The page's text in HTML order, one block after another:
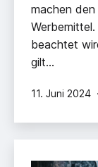
machen
beachtet
gilt…
Veröffentlicht
11. Juni 2024